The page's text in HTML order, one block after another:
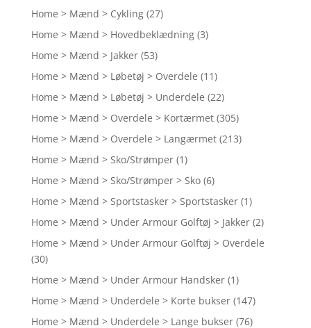
Home > Mænd > Cykling (27)
Home > Mænd > Hovedbeklædning (3)
Home > Mænd > Jakker (53)
Home > Mænd > Løbetøj > Overdele (11)
Home > Mænd > Løbetøj > Underdele (22)
Home > Mænd > Overdele > Kortærmet (305)
Home > Mænd > Overdele > Langærmet (213)
Home > Mænd > Sko/Strømper (1)
Home > Mænd > Sko/Strømper > Sko (6)
Home > Mænd > Sportstasker > Sportstasker (1)
Home > Mænd > Under Armour Golftøj > Jakker (2)
Home > Mænd > Under Armour Golftøj > Overdele
(30)
Home > Mænd > Under Armour Handsker (1)
Home > Mænd > Underdele > Korte bukser (147)
Home > Mænd > Underdele > Lange bukser (76)